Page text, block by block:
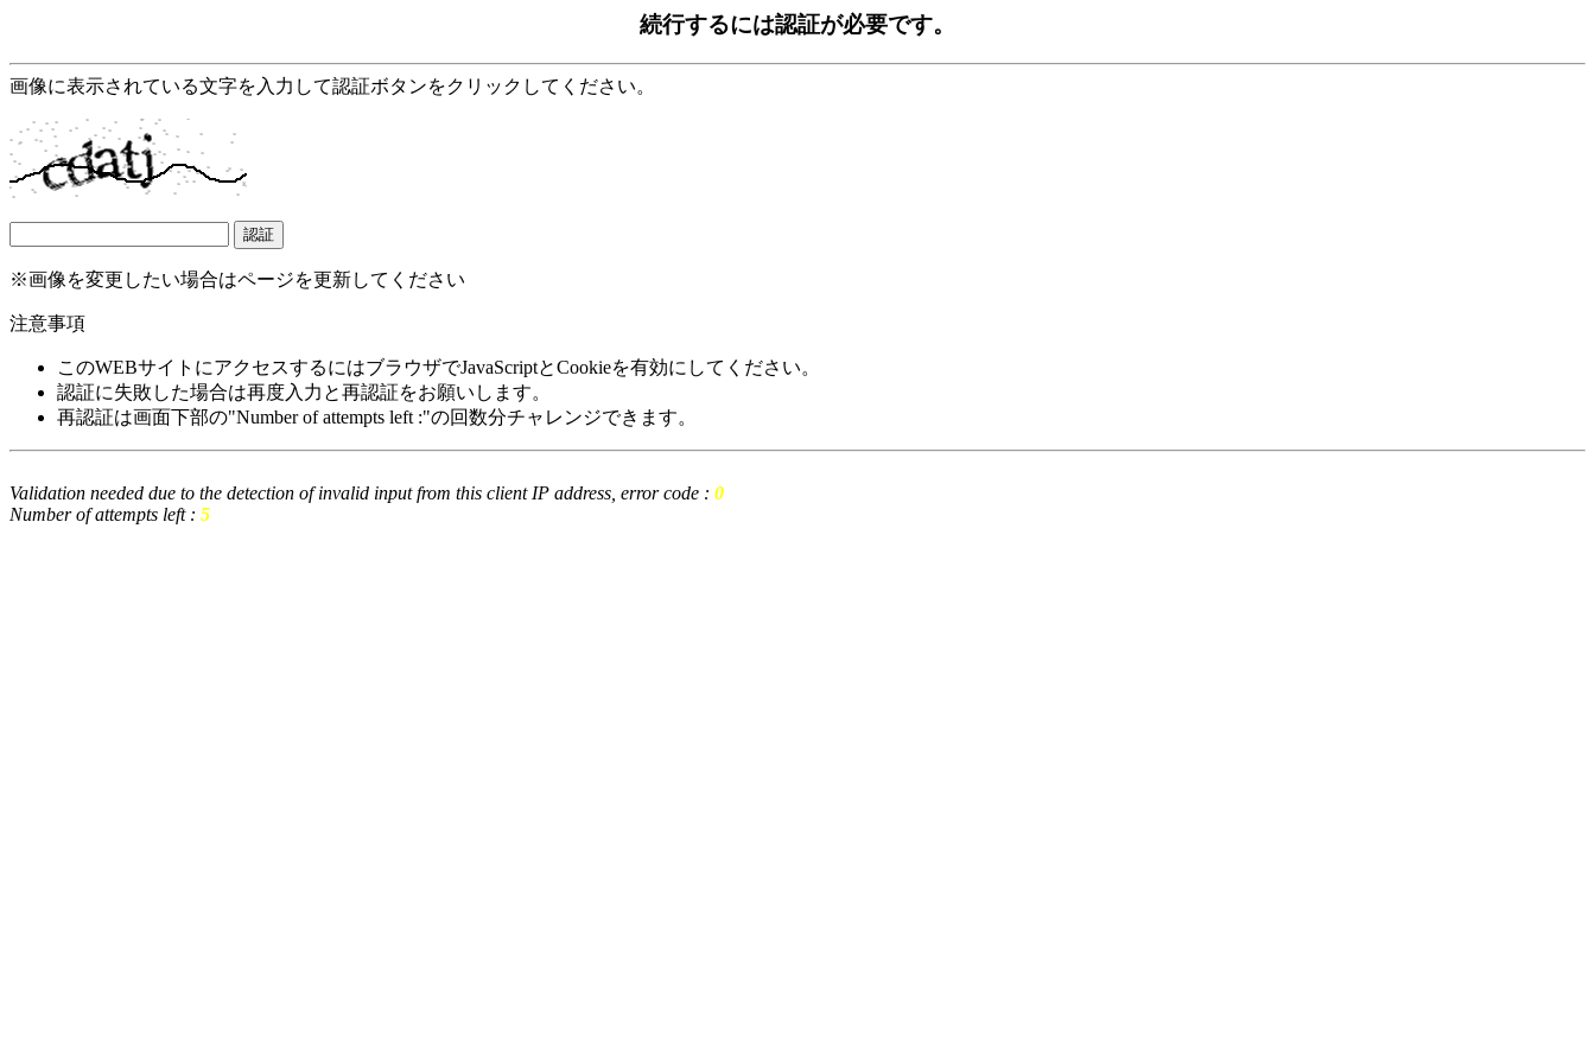
続行するには認証が必要です。
画像に表示されている文字を入力して認証ボタンをクリックしてください。
※画像を変更したい場合はページを更新してください
注意事項
このWEBサイトにアクセスするにはブラウザでJavaScriptとCookieを有効にしてください。
認証に失敗した場合は再度入力と再認証をお願いします。
再認証は画面下部の"Number of attempts left :"の回数分チャレンジできます。
Validation needed due to the detection of invalid input from this client IP address, error code : 0
Number of attempts left : 5